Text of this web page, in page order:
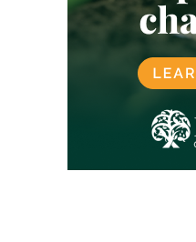
LUCHTVAART
MEXICO
MORGAN STANLEY
NATUURPROJECTEN
OVERHEID